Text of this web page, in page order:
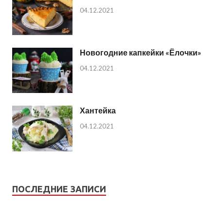
04.12.2021
Новогодние капкейки «Ёлочки»
04.12.2021
Хантейка
04.12.2021
ПОСЛЕДНИЕ ЗАПИСИ